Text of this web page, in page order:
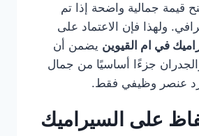
قيمة جمالية واضحة إذا تم
ولهذا فإن الاعتماد على
في ام القيوين يضمن أن
جزءًا أساسيًا من جمال
عنصر وظيفي فقط.
على السيراميك